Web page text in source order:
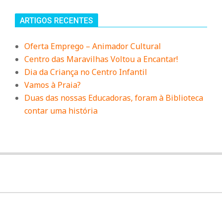
ARTIGOS RECENTES
Oferta Emprego – Animador Cultural
Centro das Maravilhas Voltou a Encantar!
Dia da Criança no Centro Infantil
Vamos à Praia?
Duas das nossas Educadoras, foram à Biblioteca
contar uma história